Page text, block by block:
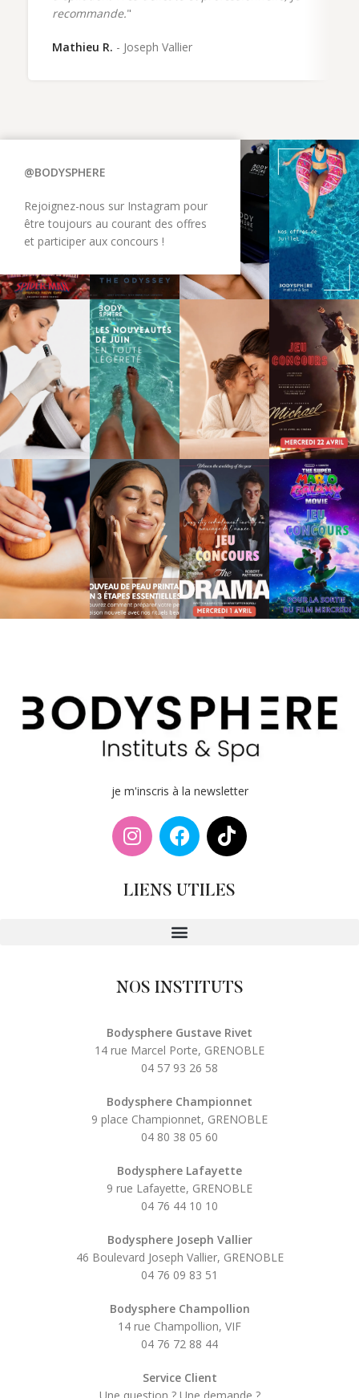
recommande."
Mathieu R. Joseph Vallier
@BODYSPHERE
Rejoignez-nous sur Instagram pour
être toujours au courant des offres
et participer aux concours !
je m'inscris à la newsletter
LIENS UTILES
NOS INSTITUTS
Bodysphere Gustave Rivet
14 rue Marcel Porte, GRENOBLE
04 57 93 26 58
Bodysphere Championnet
9 place Championnet, GRENOBLE
04 80 38 05 60
Bodysphere Lafayette
9 rue Lafayette, GRENOBLE
04 76 44 10 10
Bodysphere Joseph Vallier
46 Boulevard Joseph Vallier, GRENOBLE
04 76 09 83 51
Bodysphere Champollion
14 rue Champollion, VIF
04 76 72 88 44
Service Client